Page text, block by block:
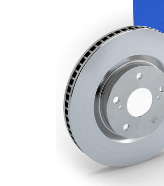
20 mm
exterior
280 mm
Numar
gauri
Diametru
de centrare
68 mm
Asezare
gauri Ø
112 mm
Suprafata
acoperit
(cu un
strat